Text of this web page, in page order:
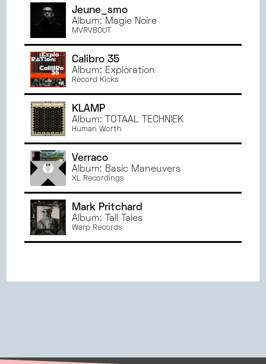
Jeune_smo
Album: Magie Noire
MVRVBOUT
Calibro 35
Album: Exploration
Record Kicks
KLÄMP
Album: TOTAAL TECHNIEK
Human Worth
Verraco
Album: Basic Maneuvers
XL Recordings
Mark Pritchard
Album: Tall Tales
Warp Records